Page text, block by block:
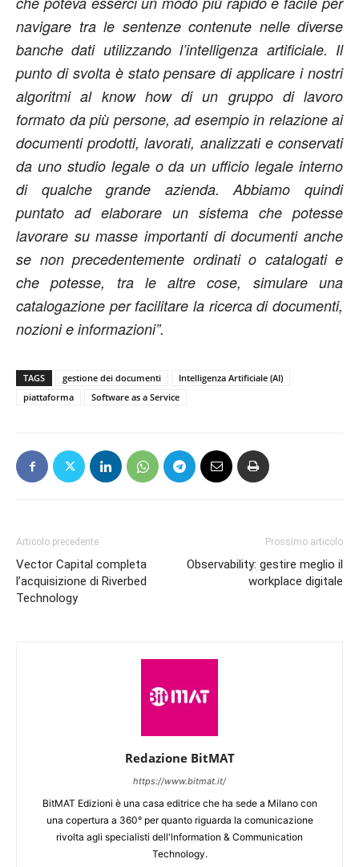
navigare tra le sentenze contenute nelle diverse
banche dati utilizzando l’intelligenza artificiale. Il
punto di svolta è stato pensare di applicare i nostri
algoritmi al know how di un gruppo di lavoro
formato da più persone, ad esempio in relazione ai
documenti prodotti, lavorati, analizzati e conservati
da uno studio legale o da un ufficio legale interno
di qualche grande azienda. Abbiamo quindi
puntato ad elaborare un sistema che potesse
lavorare su masse importanti di documenti anche
se non precedentemente ordinati o catalogati e
che potesse, tra le altre cose, simulare una
catalogazione per facilitare la ricerca di documenti,
nozioni e informazioni”.
TAGS gestione dei documenti
Intelligenza Artificiale (AI)
piattaforma
Software as a Service
Articolo precedente
Vector Capital completa
l’acquisizione di Riverbed
Technology
Prossimo articolo
Observability: gestire meglio il
workplace digitale
Redazione BitMAT
https://www.bitmat.it/
BitMAT Edizioni è una casa editrice che ha sede a Milano con
una copertura a 360° per quanto riguarda la comunicazione
rivolta agli specialisti dell'lnformation & Communication
Technology.